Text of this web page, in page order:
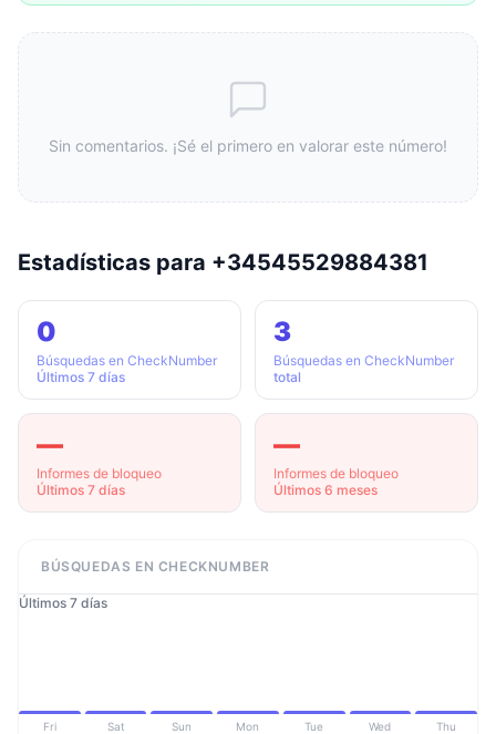
Sin comentarios. ¡Sé el primero en valorar este número!
Estadísticas para +34545529884381
0
Búsquedas en CheckNumber
Últimos 7 días
3
Búsquedas en CheckNumber
total
—
Informes de bloqueo
Últimos 7 días
—
Informes de bloqueo
Últimos 6 meses
BÚSQUEDAS EN CHECKNUMBER
Últimos 7 días
Fri Sat Sun Mon Tue Wed Thu